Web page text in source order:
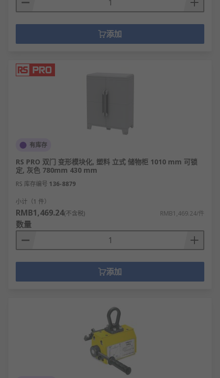
添加
有库存
RS PRO 双门 变形模块化, 塑料 立式 储物柜 1010 mm 可锁
定, 灰色 780mm 430 mm
RS 库存编号 136-8879
小计（1 件）
RMB1,469.24(不含税) RMB1,469.24/件
数量
添加